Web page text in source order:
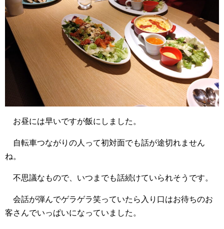
お昼には早いですが飯にしました。
自転車つながりの人って初対面でも話が途切れません
ね。
不思議なもので、いつまでも話続けていられそうです。
会話が弾んでゲラゲラ笑っていたら入り口はお待ちのお
客さんでいっぱいになっていました。